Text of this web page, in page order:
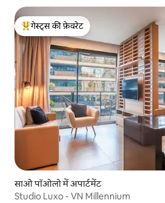
गेस्ट्स का टॉप फ़ेवरेट
गेस्ट्स की फ़ेवरेट
साओ पॉओलो में अपार्टमेंट
Studio Luxo - VN Millennium